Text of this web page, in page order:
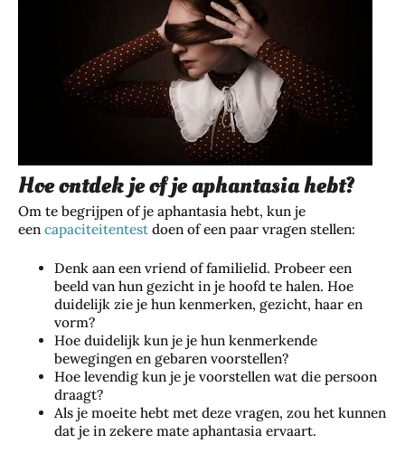
Hoe ontdek je of je aphantasia hebt?
Om te begrijpen of je aphantasia hebt, kun je
een capaciteitentest doen of een paar vragen stellen:
Denk aan een vriend of familielid. Probeer een
beeld van hun gezicht in je hoofd te halen. Hoe
duidelijk zie je hun kenmerken, gezicht, haar en
vorm?
Hoe duidelijk kun je je hun kenmerkende
bewegingen en gebaren voorstellen?
Hoe levendig kun je je voorstellen wat die persoon
draagt?
Als je moeite hebt met deze vragen, zou het kunnen
dat je in zekere mate aphantasia ervaart.